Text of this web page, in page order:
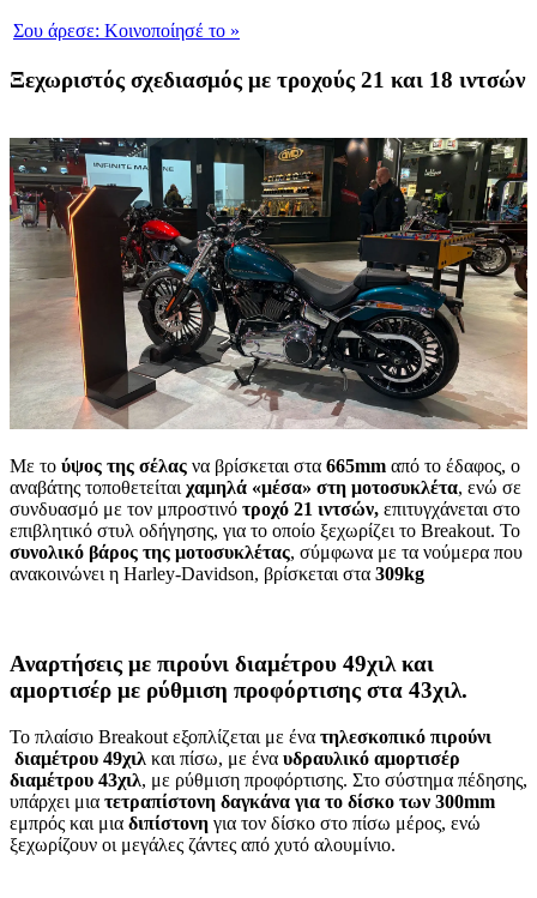
Σου άρεσε: Κοινοποίησέ το »
Ξεχωριστός σχεδιασμός με τροχούς 21 και 18 ιντσών
Με το ύψος της σέλας να βρίσκεται στα 665mm από το έδαφος, ο
αναβάτης τοποθετείται χαμηλά «μέσα» στη μοτοσυκλέτα, ενώ σε
συνδυασμό με τον μπροστινό τροχό 21 ιντσών, επιτυγχάνεται στο
επιβλητικό στυλ οδήγησης, για το οποίο ξεχωρίζει το Breakout. Το
συνολικό βάρος της μοτοσυκλέτας, σύμφωνα με τα νούμερα που
ανακοινώνει η Harley-Davidson, βρίσκεται στα 309kg
Αναρτήσεις με πιρούνι διαμέτρου 49χιλ και
αμορτισέρ με ρύθμιση προφόρτισης στα 43χιλ.
Το πλαίσιο Breakout εξοπλίζεται με ένα τηλεσκοπικό πιρούνι
διαμέτρου 49χιλ και πίσω, με ένα υδραυλικό αμορτισέρ
διαμέτρου 43χιλ, με ρύθμιση προφόρτισης. Στο σύστημα πέδησης,
υπάρχει μια τετραπίστονη δαγκάνα για το δίσκο των 300mm
εμπρός και μια διπίστονη για τον δίσκο στο πίσω μέρος, ενώ
ξεχωρίζουν οι μεγάλες ζάντες από χυτό αλουμίνιο.